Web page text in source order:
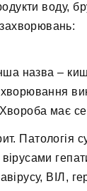
воду,
назва –
має
Патологія
ВІЛ,